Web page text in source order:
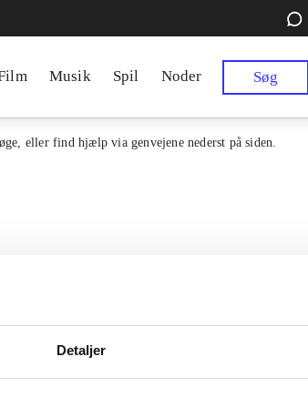
Detaljer
Musik Spil Noder Søg
eller find hjælp via genvejene nederst på siden.
danske
Kontakt os